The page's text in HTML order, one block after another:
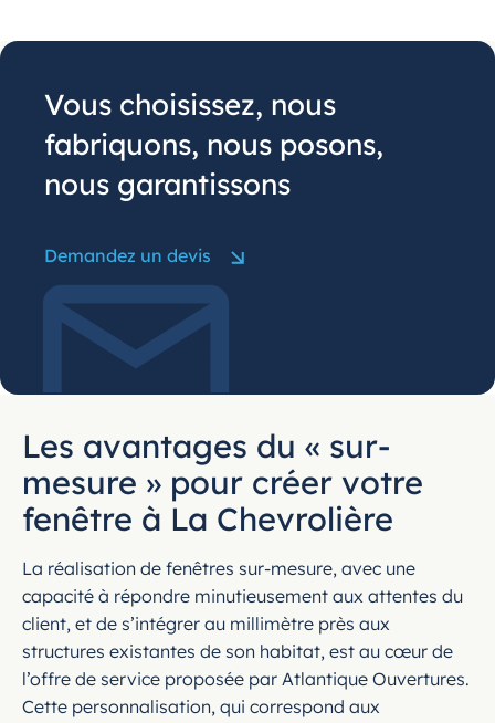
Demandez un devis
Vous choisissez, nous
fabriquons, nous posons,
nous garantissons
Les avantages du « sur-
mesure » pour créer votre
fenêtre à La Chevrolière
La réalisation de fenêtres sur-mesure, avec une
capacité à répondre minutieusement aux attentes du
client, et de s’intégrer au millimètre près aux
structures existantes de son habitat, est au cœur de
l’offre de service proposée par Atlantique Ouvertures.
Cette personnalisation, qui correspond aux